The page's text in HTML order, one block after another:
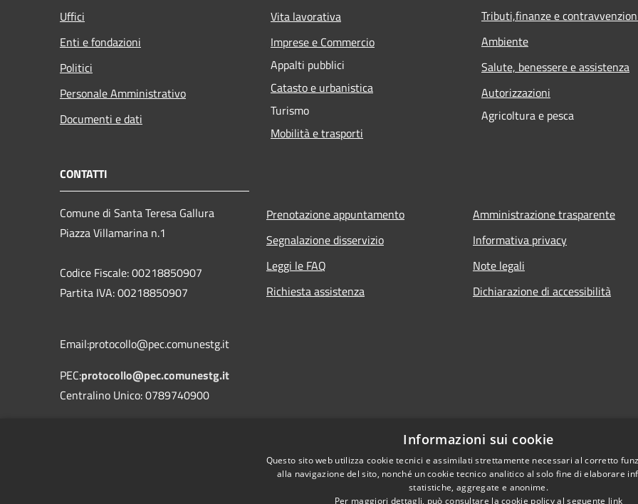
Uffici
Enti e fondazioni
Politici
Personale Amministrativo
Documenti e dati
Vita lavorativa
Imprese e Commercio
Appalti pubblici
Catasto e urbanistica
Turismo
Mobilità e trasporti
Tributi,finanze e
Ambiente
Salute, benessere e assistenza
Autorizzazioni
Agricoltura e pesca
CONTATTI
Comune di Santa Teresa Gallura
Piazza Villamarina n.1
Codice Fiscale: 00218850907
Partita IVA: 00218850907
Email:protocollo@pec.comunestg.it
PEC:protocollo@pec.comunestg.it
Centralino Unico: 0789740900
Prenotazione appuntamento
Segnalazione disservizio
Leggi le FAQ
Richiesta assistenza
Amministrazione trasparente
Informativa privacy
Note legali
Dichiarazione di accessibilità
Informazioni sui cookie
Questo sito web utilizza cookie tecnici e assimilati strettamente necessari al corretto
alla navigazione del sito, nonché un cookie tecnico analitico al solo fine di elaborare
statistiche, aggregate e anonime.
Per maggiori dettagli, può consultare la cookie policy al seguente link